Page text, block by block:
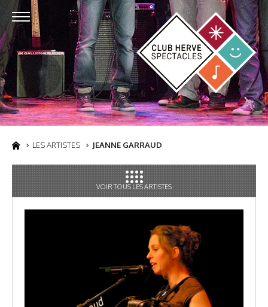
LES ARTISTES JEANNE GARRAUD
VOIR TOUS LES ARTISTES